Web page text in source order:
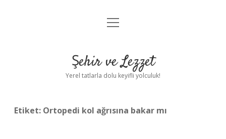
Anasayfa
Yasal Uyarı
menüyü
Şehir ve Lezzet
Yerel tatlarla dolu keyifli yolculuk!
Etiket: Ortopedi kol ağrısına bakar mı